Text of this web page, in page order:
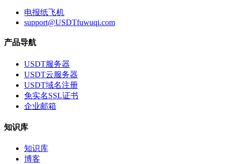
电报纸飞机
support@USDTfuwuqi.com
产品导航
USDT服务器
USDT云服务器
USDT域名注册
免实名SSL证书
企业邮箱
知识库
知识库
博客